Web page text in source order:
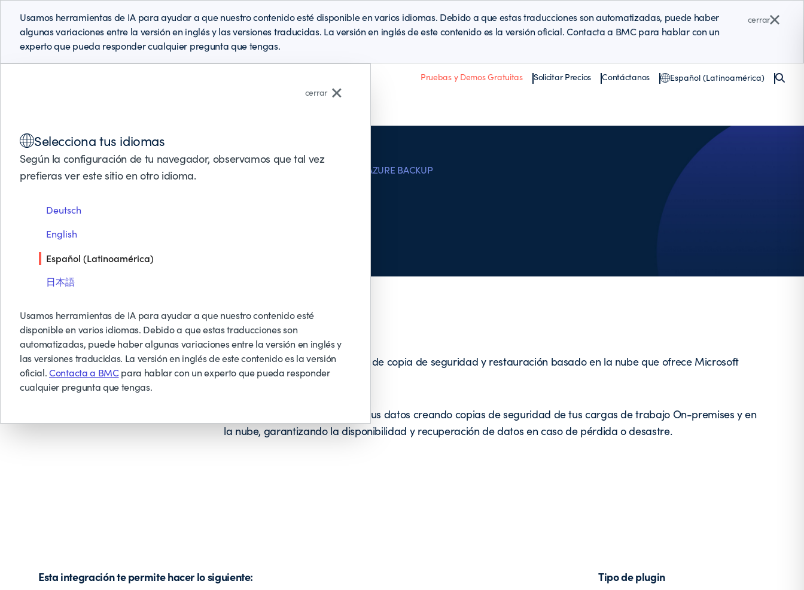
Pruebas y Demos Gratuitas Solicitar Precios Contáctanos Español (Latinoamérica)
Usamos herramientas de IA para ayudar a que nuestro contenido esté disponible en varios idiomas. Debido a que estas traducciones son automatizadas, puede haber
algunas variaciones entre la versión en inglés y las versiones traducidas. La versión en inglés de este contenido es la versión oficial. Contacta a BMC para hablar con un
experto que pueda responder cualquier pregunta que tengas.
cerrar
cerrar
Selecciona tus idiomas
Según la configuración de tu navegador, observamos que tal vez
prefieras ver este sitio en otro idioma.
Deutsch
English
Español (Latinoamérica)
日本語
Usamos herramientas de IA para ayudar a que nuestro contenido esté
disponible en varios idiomas. Debido a que estas traducciones son
automatizadas, puede haber algunas variaciones entre la versión en inglés y
las versiones traducidas. La versión en inglés de este contenido es la versión
oficial.Contacta a BMCpara hablar con un experto que pueda responder
cualquier pregunta que tengas.
CONTROL-M INTEGRATIONS WITH BUSINESS APPLICATIONS MICROSOFT AZURE BACKUP
Microsoft Azure Backup
Azure Backup están un servicio de copia de seguridad y restauración basado en la nube que ofrece Microsoft
Azure.
Permite te Protege y proteger tus datos creando copias de seguridad de tus cargas de trabajo On-premises y en
la nube, garantizando la disponibilidad y recuperación de datos en caso de pérdida o desastre.
Esta integración te permite hacer lo siguiente: Tipo de plugin